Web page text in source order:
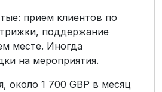
прием клиентов по
поддержание
месте. Иногда
на мероприятия.
около 1 700 GBP в месяц